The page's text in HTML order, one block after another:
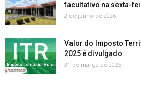
facultativo na sexta-
2 de junho de 2026
Valor do Imposto
2025 é divulgado
31 de março de 2025